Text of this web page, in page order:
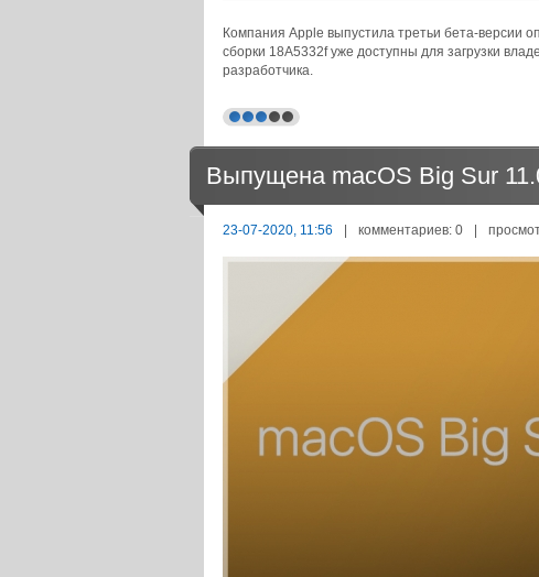
Компания Apple выпустила третьи бета-версии
сборки 18A5332f уже доступны для загрузки
разработчика.
Выпущена macOS Big Sur
23-07-2020, 11:56 | комментариев: 0 |